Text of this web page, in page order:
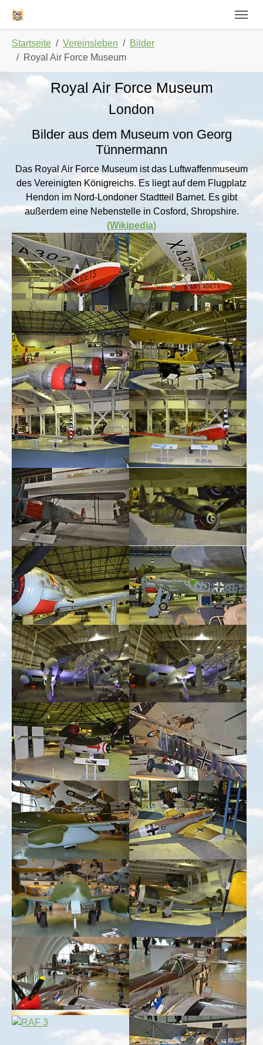
Startseite Vereinsleben
Bilder
Royal Air Force Museum
Show larger version for: Show larger version for:
Show larger version for: Show larger version for:
Show larger version for: Show larger version for:
Show larger version for: Show larger version for:
Show larger version for: Show larger version for:
Show larger version for: Show larger version for:
Show larger version for: Show larger version for:
Show larger version for: Show larger version for:
Show larger version for: Show larger version for:
Show larger version for: Show larger version for:
Show larger version for: Show larger version for:
Royal Air Force Museum
London
Bilder aus dem Museum von Georg
Tünnermann
Das Royal Air Force Museum ist das Luftwaffenmuseum
des Vereinigten Königreichs. Es liegt auf dem Flugplatz
Hendon im Nord-Londoner Stadtteil Barnet. Es gibt
außerdem eine Nebenstelle in Cosford, Shropshire.
(Wikipedia)